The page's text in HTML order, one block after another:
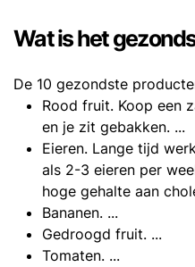
Wat is het
De 10 gezondste
Rood fruit. Koop een
en je zit gebakken. ...
Eieren. Lange tijd
als 2-3 eieren per
hoge gehalte aan
Bananen. ...
Gedroogd fruit. ...
Tomaten. ...